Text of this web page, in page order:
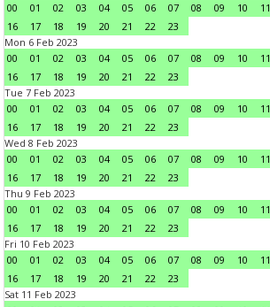
00
01 02 03 04 05 06 07 08 09 10 11
16
17 18 19 20 21 22
23
Mon 6 Feb 2023
00
01 02 03 04 05 06 07 08 09 10 11
16
17 18 19 20 21 22
23
Tue 7 Feb 2023
00
01 02 03 04 05 06 07 08 09 10 11
16
17 18 19 20 21 22
23
Wed 8 Feb 2023
00
01 02 03 04 05 06 07 08 09 10 11
16
17 18 19 20 21 22
23
Thu 9 Feb 2023
00
01 02 03 04 05 06 07 08 09 10 11
16
17 18 19 20 21 22
23
Fri 10 Feb 2023
00
01 02 03 04 05 06 07 08 09 10 11
16
17 18 19 20 21 22
23
Sat 11 Feb 2023